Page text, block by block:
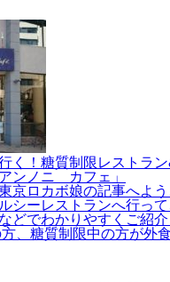
く！糖質制限レストラ
ンノニ カフェ」
京ロカボ娘の記事へよう
シーレストランへ行っ
どでわかりやすくご紹
、糖質制限中の方が外